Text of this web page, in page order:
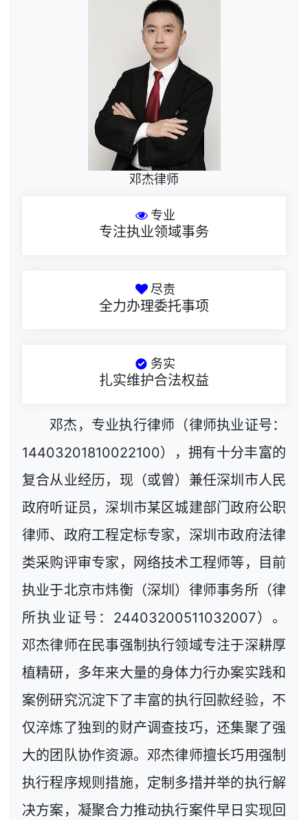
邓杰律师
专业
专注执业领域事务
尽责
全力办理委托事项
务实
扎实维护合法权益
邓杰，专业执行律师（律师执业证号：
14403201810022100），拥有十分丰富的
复合从业经历，现（或曾）兼任深圳市人民
政府听证员，深圳市某区城建部门政府公职
律师、政府工程定标专家，深圳市政府法律
类采购评审专家，网络技术工程师等，目前
执业于北京市炜衡（深圳）律师事务所（律
所执业证号：24403200511032007）。
邓杰律师在民事强制执行领域专注于深耕厚
植精研，多年来大量的身体力行办案实践和
案例研究沉淀下了丰富的执行回款经验，不
仅淬炼了独到的财产调查技巧，还集聚了强
大的团队协作资源。邓杰律师擅长巧用强制
执行程序规则措施，定制多措并举的执行解
决方案，凝聚合力推动执行案件早日实现回